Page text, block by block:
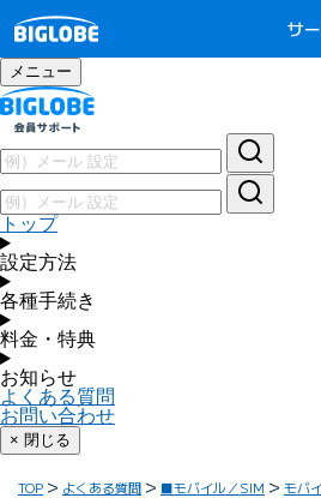
サ
メニュー
トップ
設定方法
各種手続き
料金・特典
お知らせ
よくある質問
お問い合わせ
× 閉じる
TOP よくある質問 ■モバイル／SIM
モバ